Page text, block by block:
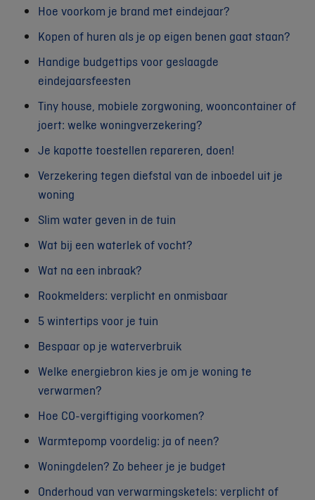
Hoe voorkom je brand met eindejaar?
Kopen of huren als je op eigen benen gaat staan?
Handige budgettips voor geslaagde
eindejaarsfeesten
Tiny house, mobiele zorgwoning, wooncontainer of
joert: welke woningverzekering?
Je kapotte toestellen repareren, doen!
Verzekering tegen diefstal van de inboedel uit je
woning
Slim water geven in de tuin
Wat bij een waterlek of vocht?
Wat na een inbraak?
Rookmelders: verplicht en onmisbaar
5 wintertips voor je tuin
Bespaar op je waterverbruik
Welke energiebron kies je om je woning te
verwarmen?
Hoe CO-vergiftiging voorkomen?
Warmtepomp voordelig: ja of neen?
Woningdelen? Zo beheer je je budget
Onderhoud van verwarmingsketels: verplicht of